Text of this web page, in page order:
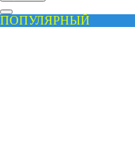
ПОПУЛЯРНЫЙ